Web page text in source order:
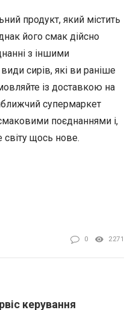
продукт, який містить
його смак дійсно
з іншими
сирів, які ви раніше
із доставкою на
супермаркет
поєднаннями і,
щось нове.
0 2271
керування